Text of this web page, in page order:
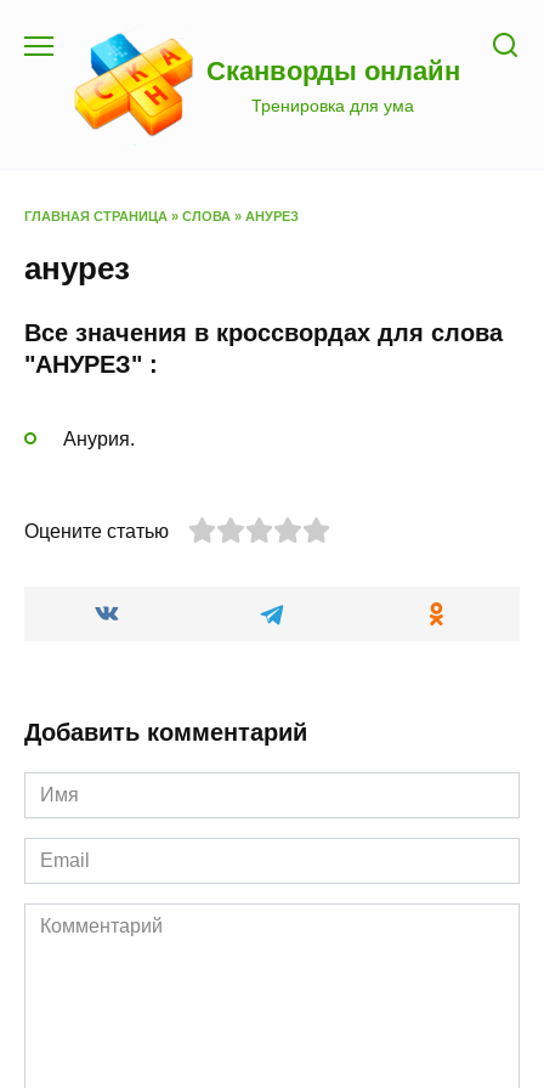
содержанию
Сканворды онлайн
Тренировка для ума
ГЛАВНАЯ СТРАНИЦА » СЛОВА » АНУРЕЗ
анурез
Все значения в кроссвордах для слова
"АНУРЕЗ" :
Анурия.
Оцените статью
Добавить комментарий
Имя
*
Email
*
Комментарий